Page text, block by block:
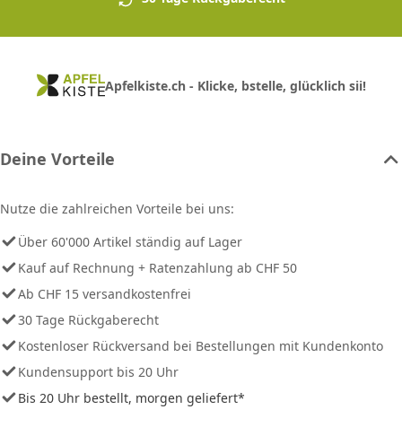
Apfelkiste.ch - Klicke, bstelle, glücklich sii!
Deine Vorteile
Nutze die zahlreichen Vorteile bei uns:
Über 60'000 Artikel ständig auf Lager
Kauf auf Rechnung + Ratenzahlung ab CHF 50
Ab CHF 15 versandkostenfrei
30 Tage Rückgaberecht
Kostenloser Rückversand bei Bestellungen mit Kundenkonto
Kundensupport bis 20 Uhr
Bis 20 Uhr bestellt, morgen geliefert*